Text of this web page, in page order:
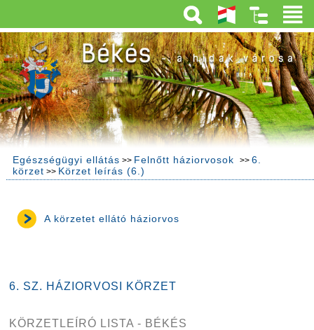
Egészségügyi ellátás >> Felnőtt háziorvosok >> 6.
körzet >> Körzet leírás (6.)
A körzetet ellátó háziorvos
6. SZ. HÁZIORVOSI KÖRZET
KÖRZETLEÍRÓ LISTA - BÉKÉS